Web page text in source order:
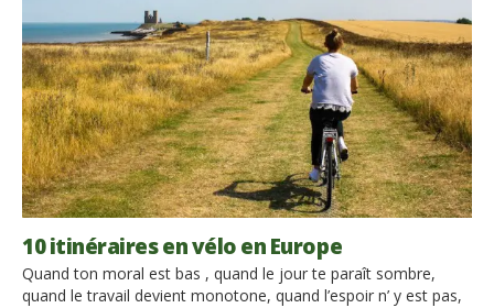
animales, sans compter les anciens bourgs et les pittoresques
[…]
10 itinéraires en vélo en Europe
Quand ton moral est bas , quand le jour te paraît sombre,
quand le travail devient monotone, quand l’espoir n’ y est pas,